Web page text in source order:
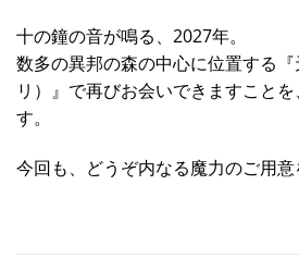
十の鐘の音が鳴る、2027年。
数多の異邦の森の中心に位置する
リ）』で再びお会いできますこと
す。
今回も、どうぞ内なる魔力のご用意